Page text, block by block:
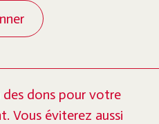
des dons pour votre
Vous éviterez aussi